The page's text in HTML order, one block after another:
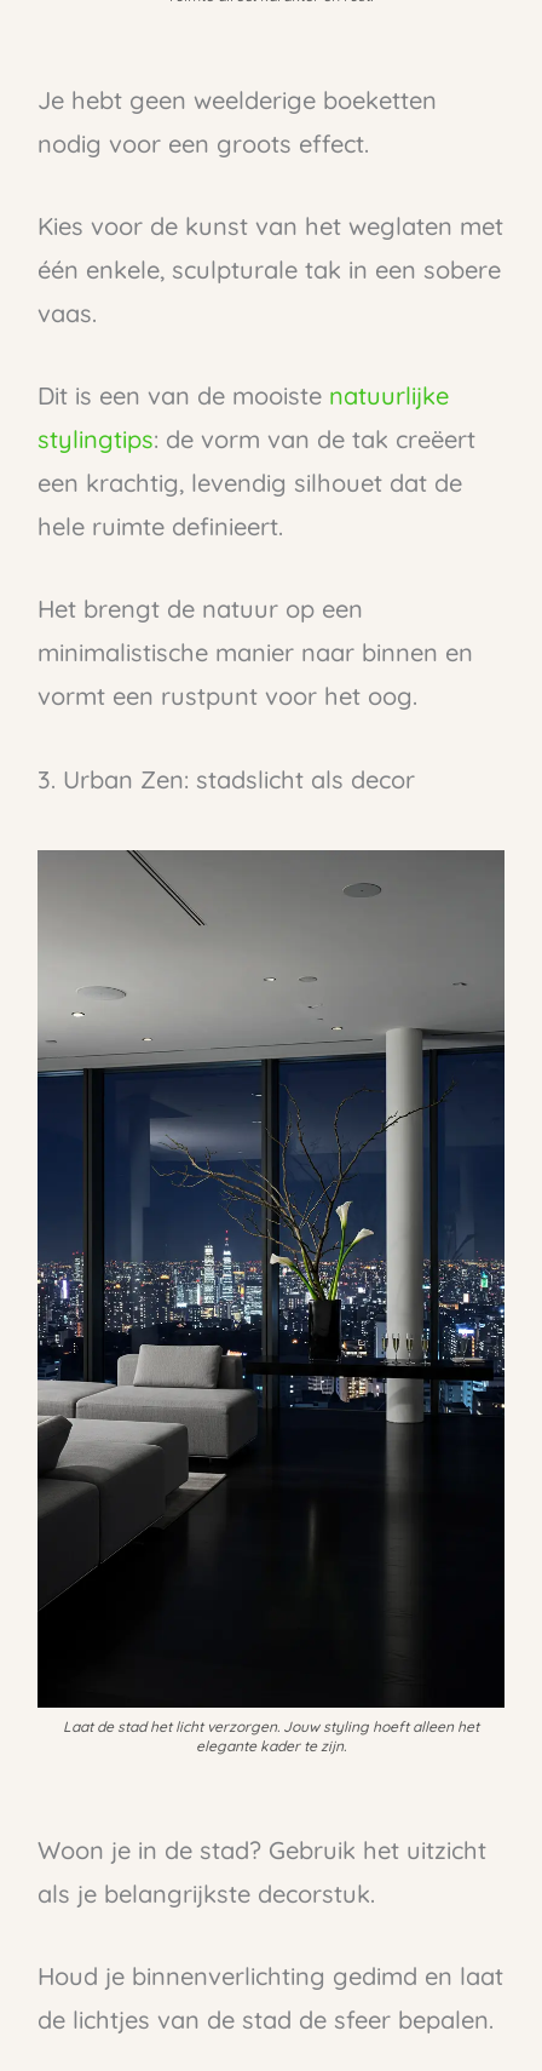
Je hebt geen weelderige boeketten
nodig voor een groots effect.
Kies voor de kunst van het weglaten met
één enkele, sculpturale tak in een sobere
vaas.
Dit is een van de mooiste natuurlijke
stylingtips: de vorm van de tak creëert
een krachtig, levendig silhouet dat de
hele ruimte definieert.
Het brengt de natuur op een
minimalistische manier naar binnen en
vormt een rustpunt voor het oog.
3. Urban Zen: stadslicht als decor
Laat de stad het licht verzorgen. Jouw styling hoeft alleen het
elegante kader te zijn.
Woon je in de stad? Gebruik het uitzicht
als je belangrijkste decorstuk.
Houd je binnenverlichting gedimd en laat
de lichtjes van de stad de sfeer bepalen.